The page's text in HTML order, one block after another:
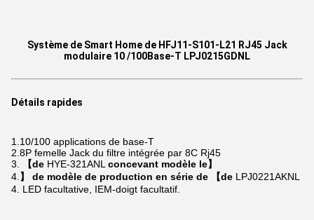
Système de Smart Home de HFJ11-S101-L21 RJ45 Jack
modulaire 10 /100Base-T LPJ0215GDNL
Détails rapides
1.10/100 applications de base-T
2.8P femelle Jack du filtre intégrée par 8C Rj45
3.
【de HYE-321ANL concevant modèle le】
4. 】 de modèle de production en série de 【de LPJ0221AKNL
4. LED facultative, IEM-doigt facultatif.